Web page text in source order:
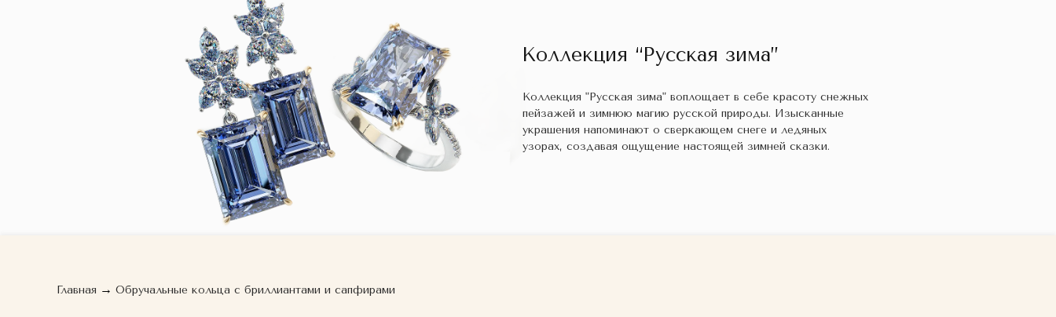
Коллекция “Русская зима”
Коллекция "Русская зима" воплощает в себе красоту снежных
пейзажей и зимнюю магию русской природы. Изысканные
украшения напоминают о сверкающем снеге и ледяных
узорах, создавая ощущение настоящей зимней сказки.
Главная → Обручальные кольца с бриллиантами и сапфирами